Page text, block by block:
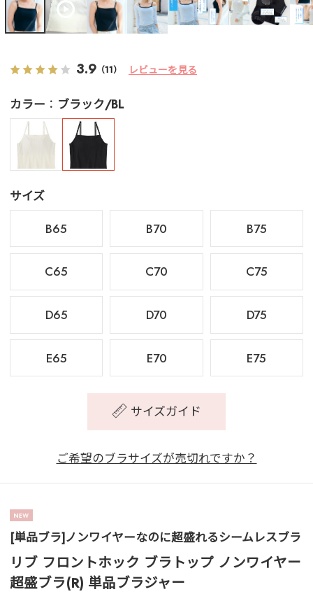
3.9 （11） レビューを見る
カラー ブラック/BL
サイズ
B65
B70 B75
C65 C70 C75
D65 D70 D75
E65 E70 E75
サイズガイド
ご希望のブラサイズが売切れですか？
[単品ブラ]ノンワイヤーなのに超盛れるシームレスブラ
リブ フロントホック ブラトップ ノンワイヤー
超盛ブラ(R) 単品ブラジャー